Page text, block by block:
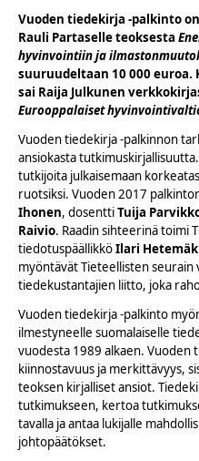
Vuoden tiedekirja -palkinto
Rauli Partaselle teoksesta
hyvinvointiin ja
suuruudeltaan 10 000 euroa.
sai Raija Julkunen
Eurooppalaiset
Vuoden tiedekirja -palkinnon
ansiokasta
tutkijoita julkaisemaan
ruotsiksi. Vuoden 2017
Ihonen, dosenttiTuija
Raivio. Raadin sihteerinä toimi
tiedotuspäällikköIlari
myöntävät Tieteellisten seurain
tiedekustantajien liitto, joka
Vuoden tiedekirja -palkinto
ilmestyneelle suomalaiselle
vuodesta 1989 alkaen.
kiinnostavuus ja merkittävyys,
teoksen kirjalliset ansiot.
tutkimukseen, kertoa
tavalla ja antaa lukijalle
johtopäätökset.